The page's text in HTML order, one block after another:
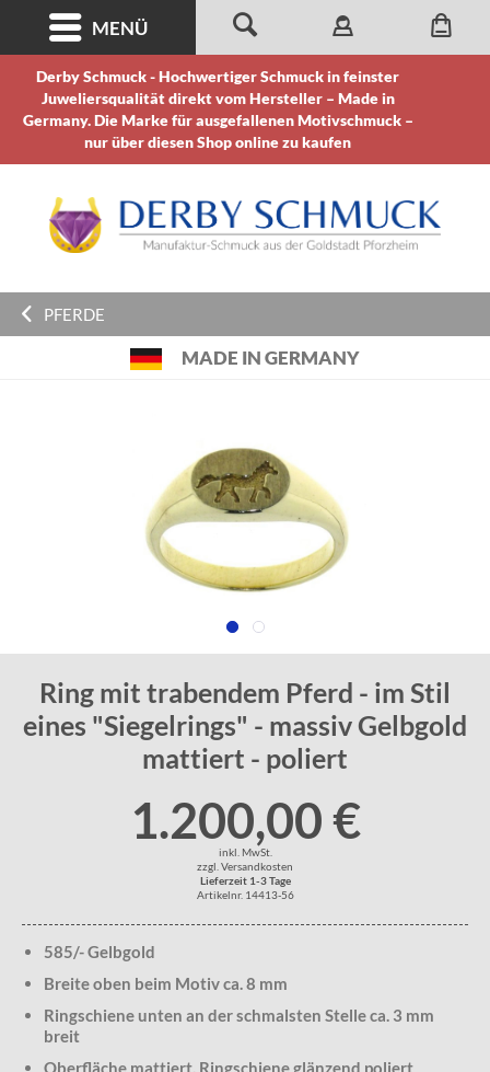
Derby Schmuck - Hochwertiger Schmuck in feinster
Juweliersqualität direkt vom Hersteller – Made in
Germany. Die Marke für ausgefallenen Motivschmuck –
nur über diesen Shop online zu kaufen
MENÜ
PFERDE
MADE IN GERMANY
Ring mit trabendem Pferd - im Stil
eines "Siegelrings" - massiv Gelbgold
mattiert - poliert
1.200,00 €
inkl. MwSt.
zzgl. Versandkosten
Lieferzeit 1-3 Tage
Artikelnr. 14413-56
585/- Gelbgold
Breite oben beim Motiv ca. 8 mm
Ringschiene unten an der schmalsten Stelle ca. 3 mm
breit
Oberfläche mattiert, Ringschiene glänzend poliert